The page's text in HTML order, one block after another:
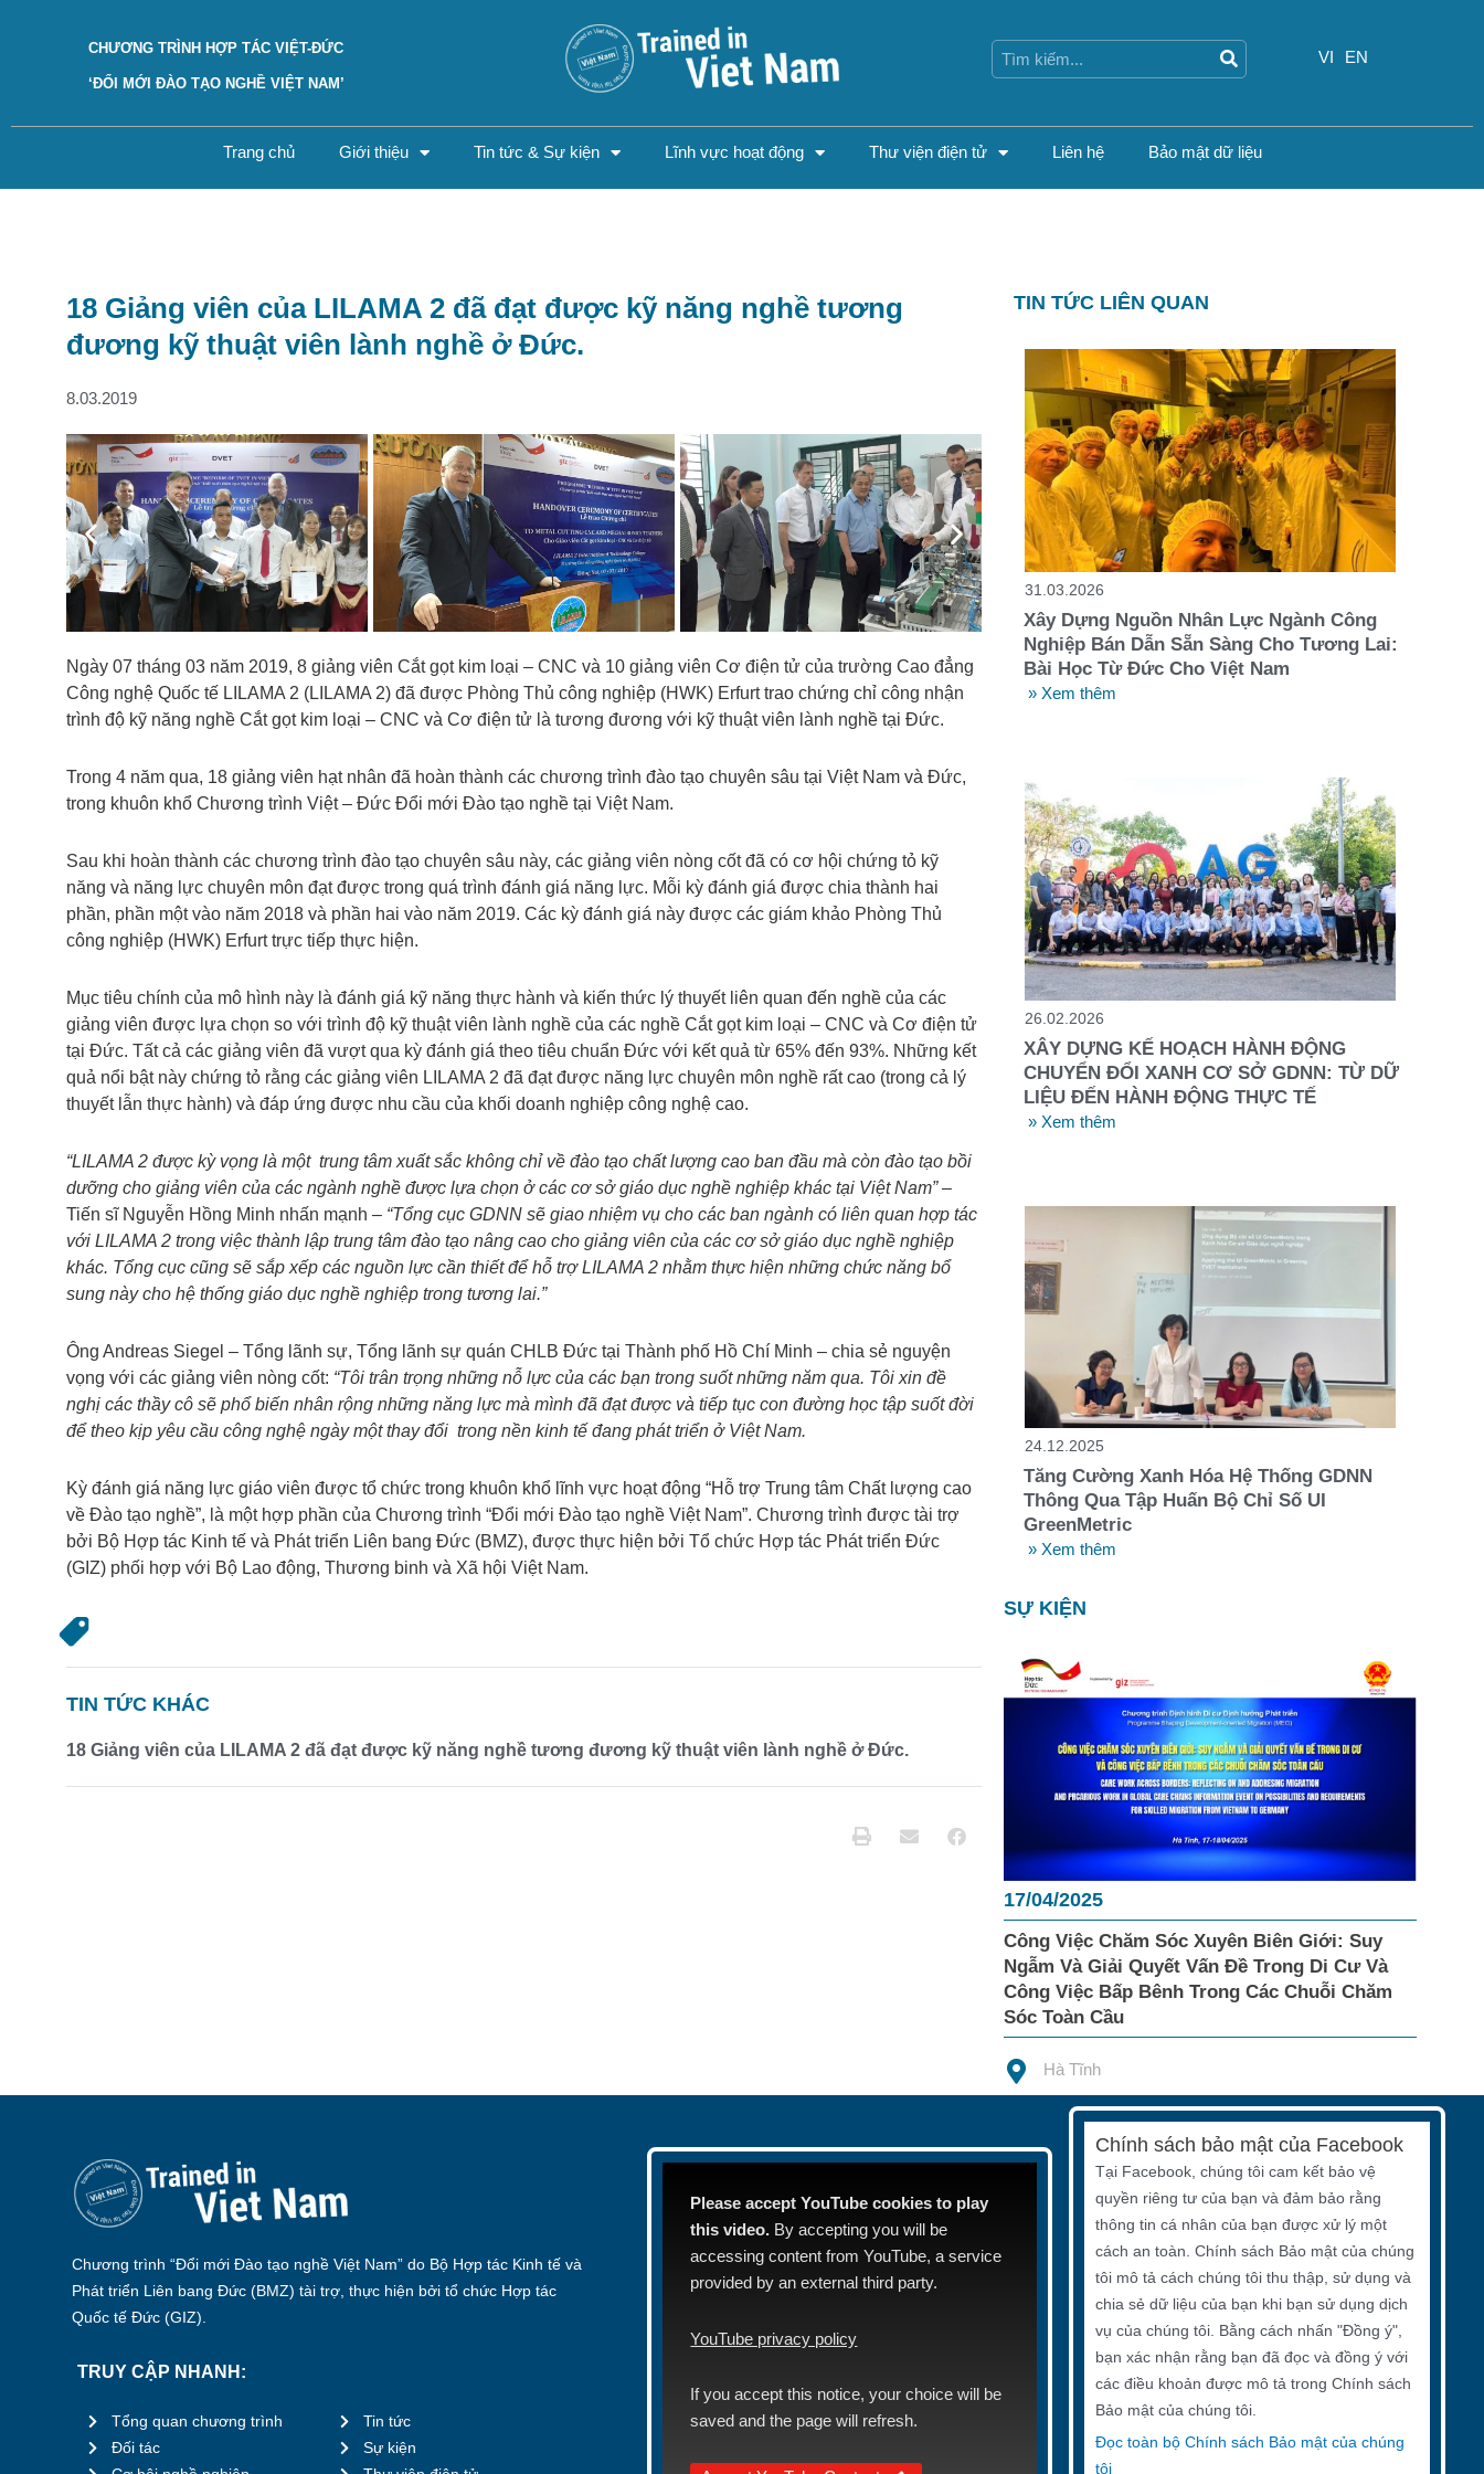
CHƯƠNG TRÌNH HỢP TÁC VIỆT-ĐỨC
‘ĐỔI MỚI ĐÀO TẠO NGHỀ VIỆT NAM’
VI
EN
Trang chủ Giới thiệu Tin tức & Sự kiện Lĩnh vực hoạt động Thư viện điện tử Liên hệ Bảo mật dữ liệu
18 Giảng viên của LILAMA 2 đã đạt được kỹ năng nghề tương
đương kỹ thuật viên lành nghề ở Đức.
8.03.2019
Previous Next
Ngày 07 tháng 03 năm 2019, 8 giảng viên Cắt gọt kim loại – CNC và 10 giảng viên Cơ điện tử của trường Cao đẳng
Công nghệ Quốc tế LILAMA 2 (LILAMA 2) đã được Phòng Thủ công nghiệp (HWK) Erfurt trao chứng chỉ công nhận
trình độ kỹ năng nghề Cắt gọt kim loại – CNC và Cơ điện tử là tương đương với kỹ thuật viên lành nghề tại Đức.
Trong 4 năm qua, 18 giảng viên hạt nhân đã hoàn thành các chương trình đào tạo chuyên sâu tại Việt Nam và Đức,
trong khuôn khổ Chương trình Việt – Đức Đổi mới Đào tạo nghề tại Việt Nam.
Sau khi hoàn thành các chương trình đào tạo chuyên sâu này, các giảng viên nòng cốt đã có cơ hội chứng tỏ kỹ
năng và năng lực chuyên môn đạt được trong quá trình đánh giá năng lực. Mỗi kỳ đánh giá được chia thành hai
phần, phần một vào năm 2018 và phần hai vào năm 2019. Các kỳ đánh giá này được các giám khảo Phòng Thủ
công nghiệp (HWK) Erfurt trực tiếp thực hiện.
Mục tiêu chính của mô hình này là đánh giá kỹ năng thực hành và kiến ​​thức lý thuyết liên quan đến nghề của các
giảng viên được lựa chọn so với trình độ kỹ thuật viên lành nghề của các nghề Cắt gọt kim loại – CNC và Cơ điện tử
tại Đức. Tất cả các giảng viên đã vượt qua kỳ đánh giá theo tiêu chuẩn Đức với kết quả từ 65% đến 93%. Những kết
quả nổi bật này chứng tỏ rằng các giảng viên LILAMA 2 đã đạt được năng lực chuyên môn nghề rất cao (trong cả lý
thuyết lẫn thực hành) và đáp ứng được nhu cầu của khối doanh nghiệp công nghệ cao.
“LILAMA 2 được kỳ vọng là một trung tâm xuất sắc không chỉ về đào tạo chất lượng cao ban đầu mà còn đào tạo bồi
dưỡng cho giảng viên của các ngành nghề được lựa chọn ở các cơ sở giáo dục nghề nghiệp khác tại Việt Nam”–
Tiến sĩ Nguyễn Hồng Minh nhấn mạnh – “Tổng cục GDNN sẽ giao nhiệm vụ cho các ban ngành có liên quan hợp tác
với LILAMA 2 trong việc thành lập trung tâm đào tạo nâng cao cho giảng viên của các cơ sở giáo dục nghề nghiệp
khác. Tổng cục cũng sẽ sắp xếp các nguồn lực cần thiết để hỗ trợ LILAMA 2 nhằm thực hiện những chức năng bổ
sung này cho hệ thống giáo dục nghề nghiệp trong tương lai.”
Ông Andreas Siegel – Tổng lãnh sự, Tổng lãnh sự quán CHLB Đức tại Thành phố Hồ Chí Minh – chia sẻ nguyện
vọng với các giảng viên nòng cốt: “Tôi trân trọng những nỗ lực của các bạn trong suốt những năm qua. Tôi xin đề
nghị các thầy cô sẽ phổ biến nhân rộng những năng lực mà mình đã đạt được và tiếp tục con đường học tập suốt đời
để theo kịp yêu cầu công nghệ ngày một thay đổi trong nền kinh tế đang phát triển ở Việt Nam.
Kỳ đánh giá năng lực giáo viên được tổ chức trong khuôn khổ lĩnh vực hoạt động “Hỗ trợ Trung tâm Chất lượng cao
về Đào tạo nghề”, là một hợp phần của Chương trình “Đổi mới Đào tạo nghề Việt Nam”. Chương trình được tài trợ
bởi Bộ Hợp tác Kinh tế và Phát triển Liên bang Đức (BMZ), được thực hiện bởi Tổ chức Hợp tác Phát triển Đức
(GIZ) phối hợp với Bộ Lao động, Thương binh và Xã hội Việt Nam.
TIN TỨC KHÁC
18 Giảng viên của LILAMA 2 đã đạt được kỹ năng nghề tương đương kỹ thuật viên lành nghề ở Đức.
TIN TỨC LIÊN QUAN
31.03.2026
Xây Dựng Nguồn Nhân Lực Ngành Công
Nghiệp Bán Dẫn Sẵn Sàng Cho Tương Lai:
Bài Học Từ Đức Cho Việt Nam
» Xem thêm
26.02.2026
XÂY DỰNG KẾ HOẠCH HÀNH ĐỘNG
CHUYỂN ĐỔI XANH CƠ SỞ GDNN: TỪ DỮ
LIỆU ĐẾN HÀNH ĐỘNG THỰC TẾ
» Xem thêm
24.12.2025
Tăng Cường Xanh Hóa Hệ Thống GDNN
Thông Qua Tập Huấn Bộ Chỉ Số UI
GreenMetric
» Xem thêm
SỰ KIỆN
17/04/2025
Công Việc Chăm Sóc Xuyên Biên Giới: Suy
Ngẫm Và Giải Quyết Vấn Đề Trong Di Cư Và
Công Việc Bấp Bênh Trong Các Chuỗi Chăm
Sóc Toàn Cầu
Hà Tĩnh
Chương trình “Đổi mới Đào tạo nghề Việt Nam” do Bộ Hợp tác Kinh tế và
Phát triển Liên bang Đức (BMZ) tài trợ, thực hiện bởi tổ chức Hợp tác
Quốc tế Đức (GIZ).
TRUY CẬP NHANH:
Tổng quan chương trình
Đối tác
Tin tức
Sự kiện
Please accept YouTube cookies to play
this video. By accepting you will be
accessing content from YouTube, a service
provided by an external third party.
YouTube privacy policy
If you accept this notice, your choice will be
saved and the page will refresh.
Chính sách bảo mật của Facebook
Tại Facebook, chúng tôi cam kết bảo vệ
quyền riêng tư của bạn và đảm bảo rằng
thông tin cá nhân của bạn được xử lý một
cách an toàn. Chính sách Bảo mật của chúng
tôi mô tả cách chúng tôi thu thập, sử dụng và
chia sẻ dữ liệu của bạn khi bạn sử dụng dịch
vụ của chúng tôi. Bằng cách nhấn "Đồng ý",
bạn xác nhận rằng bạn đã đọc và đồng ý với
các điều khoản được mô tả trong Chính sách
Bảo mật của chúng tôi.
Đọc toàn bộ Chính sách Bảo mật của chúng
tôi